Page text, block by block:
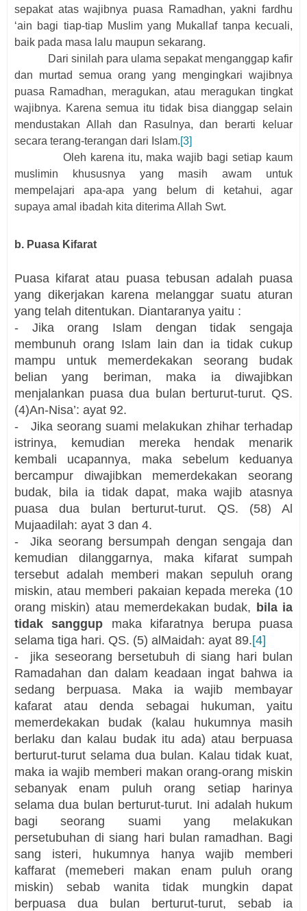
sepakat atas wajibnya puasa Ramadhan, yakni fardhu
‘ain bagi tiap-tiap Muslim yang Mukallaf tanpa kecuali,
baik pada masa lalu maupun sekarang.
Dari sinilah para ulama sepakat menganggap kafir
dan murtad semua orang yang mengingkari wajibnya
puasa Ramadhan, meragukan, atau meragukan tingkat
wajibnya. Karena semua itu tidak bisa dianggap selain
mendustakan Allah dan Rasulnya, dan berarti keluar
secara terang-terangan dari Islam.[3]
Oleh karena itu, maka wajib bagi setiap kaum
muslimin khususnya yang masih awam untuk
mempelajari apa-apa yang belum di ketahui, agar
supaya amal ibadah kita diterima Allah Swt.
b. Puasa Kifarat
Puasa kifarat atau puasa tebusan adalah puasa
yang dikerjakan karena melanggar suatu aturan
yang telah ditentukan. Diantaranya yaitu :
-
Jika orang Islam dengan tidak sengaja
membunuh orang Islam lain dan ia tidak cukup
mampu untuk memerdekakan seorang budak
belian yang beriman, maka ia diwajibkan
menjalankan puasa dua bulan berturut-turut. QS.
(4)An-Nisa’: ayat 92.
-
Jika seorang suami melakukan zhihar terhadap
istrinya, kemudian mereka hendak menarik
kembali ucapannya, maka sebelum keduanya
bercampur diwajibkan memerdekakan seorang
budak, bila ia tidak dapat, maka wajib atasnya
puasa dua bulan berturut-turut. QS. (58) Al
Mujaadilah: ayat 3 dan 4.
-
Jika seorang bersumpah dengan sengaja dan
kemudian dilanggarnya, maka kifarat sumpah
tersebut adalah memberi makan sepuluh orang
miskin, atau memberi pakaian kepada mereka (10
orang miskin) atau memerdekakan budak, bila ia
tidak sanggup maka kifaratnya berupa puasa
selama tiga hari. QS. (5) alMaidah: ayat 89.[4]
-
jika seseorang bersetubuh di siang hari bulan
Ramadahan dan dalam keadaan ingat bahwa ia
sedang berpuasa. Maka ia wajib membayar
kafarat atau denda sebagai hukuman, yaitu
memerdekakan budak (kalau hukumnya masih
berlaku dan kalau budak itu ada) atau berpuasa
berturut-turut selama dua bulan. Kalau tidak kuat,
maka ia wajib memberi makan orang-orang miskin
sebanyak enam puluh orang setiap harinya
selama dua bulan berturut-turut. Ini adalah hukum
bagi seorang suami yang melakukan
persetubuhan di siang hari bulan ramadhan. Bagi
sang isteri, hukumnya hanya wajib memberi
kaffarat (memeberi makan enam puluh orang
miskin) sebab wanita tidak mungkin dapat
berpuasa dua bulan berturut-turut, sebab ia